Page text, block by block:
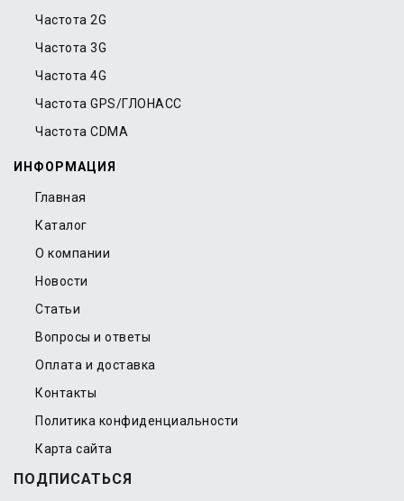
Частота 2G
Частота 3G
Частота 4G
Частота GPS/ГЛОНАСС
Частота CDMA
ИНФОРМАЦИЯ
Главная
Каталог
О компании
Новости
Статьи
Вопросы и ответы
Оплата и доставка
Контакты
Политика конфиденциальности
Карта сайта
ПОДПИСАТЬСЯ